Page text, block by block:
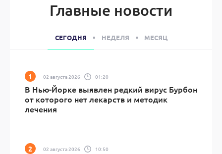
Главные новости
СЕГОДНЯ НЕДЕЛЯ МЕСЯЦ
02 августа 2026 01:20
В Нью-Йорке выявлен редкий вирус Бурбон
от которого нет лекарств и методик
лечения
02 августа 2026 10:50